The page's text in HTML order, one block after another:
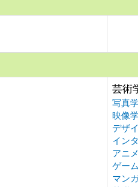
芸術
写真
映像
デザ
イン
アニ
ゲー
マン